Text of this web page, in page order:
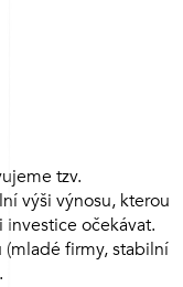
tzv.
výši výnosu, kterou
očekávat.
firmy, stabilní